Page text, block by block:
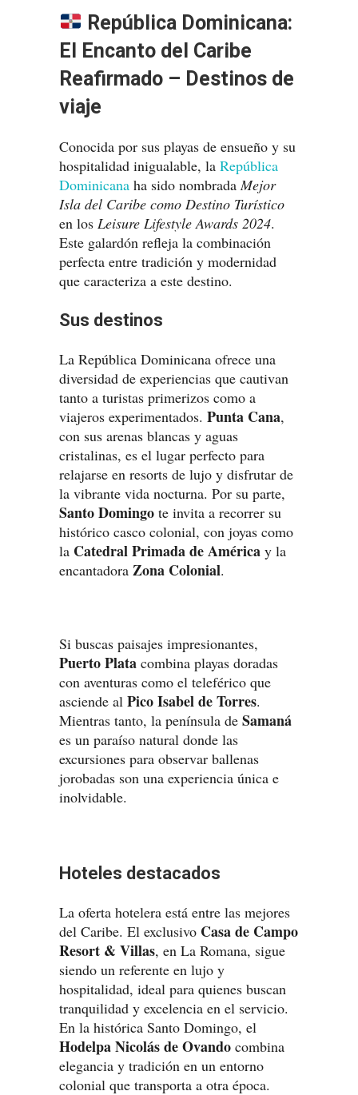
República Dominicana:
El Encanto del Caribe
Reafirmado – Destinos de
viaje
Conocida por sus playas de ensueño y su
hospitalidad inigualable, la República
Dominicana ha sido nombrada Mejor
Isla del Caribe como Destino Turístico
en los Leisure Lifestyle Awards 2024.
Este galardón refleja la combinación
perfecta entre tradición y modernidad
que caracteriza a este destino.
Sus destinos
La República Dominicana ofrece una
diversidad de experiencias que cautivan
tanto a turistas primerizos como a
viajeros experimentados. Punta Cana,
con sus arenas blancas y aguas
cristalinas, es el lugar perfecto para
relajarse en resorts de lujo y disfrutar de
la vibrante vida nocturna. Por su parte,
Santo Domingo te invita a recorrer su
histórico casco colonial, con joyas como
la Catedral Primada de América y la
encantadora Zona Colonial.
Si buscas paisajes impresionantes,
Puerto Plata combina playas doradas
con aventuras como el teleférico que
asciende al Pico Isabel de Torres.
Mientras tanto, la península de Samaná
es un paraíso natural donde las
excursiones para observar ballenas
jorobadas son una experiencia única e
inolvidable.
Hoteles destacados
La oferta hotelera está entre las mejores
del Caribe. El exclusivo Casa de Campo
Resort & Villas, en La Romana, sigue
siendo un referente en lujo y
hospitalidad, ideal para quienes buscan
tranquilidad y excelencia en el servicio.
En la histórica Santo Domingo, el
Hodelpa Nicolás de Ovando combina
elegancia y tradición en un entorno
colonial que transporta a otra época.